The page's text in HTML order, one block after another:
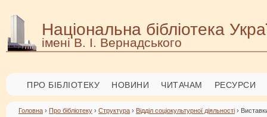
Національна бібліотека
імені В. І. Вернадського
ПРО БІБЛІОТЕКУ НОВИНИ ЧИТАЧАМ РЕСУРСИ
Головна › Про бібліотеку › Структура › Відділ соціокультурної діяльності ›